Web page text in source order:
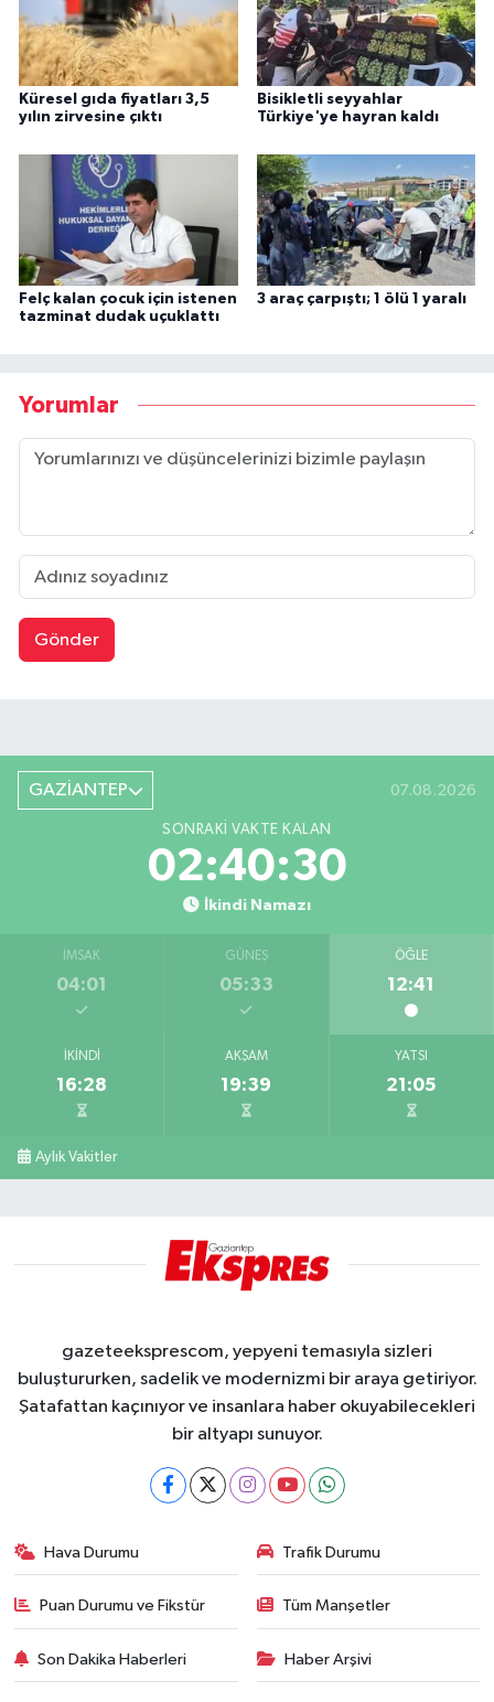
Küresel gıda fiyatları 3,5
yılın zirvesine çıktı
Bisikletli seyyahlar
Türkiye'ye hayran kaldı
Felç kalan çocuk için istenen
tazminat dudak uçuklattı
3 araç çarpıştı; 1 ölü 1 yaralı
Yorumlar
Gönder
GAZİANTEP 07.08.2026
SONRAKI VAKTE KALAN
02:40:30
İkindi Namazı
İMSAK
04:01
GÜNEŞ
05:33
ÖĞLE
12:41
İKINDI
16:28
AKŞAM
19:39
YATSI
21:05
Aylık Vakitler
gazeteeksprescom, yepyeni temasıyla sizleri
buluştururken, sadelik ve modernizmi bir araya getiriyor.
Şatafattan kaçınıyor ve insanlara haber okuyabilecekleri
bir altyapı sunuyor.
Hava Durumu Trafik Durumu
Puan Durumu ve Fikstür Tüm Manşetler
Son Dakika Haberleri Haber Arşivi